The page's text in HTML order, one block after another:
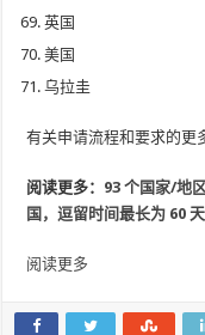
英国
美国
乌拉圭
有关申请流程和要求的更
阅读更多： 93 个国家/地
国，逗留时间最长为 60 天
阅读更多